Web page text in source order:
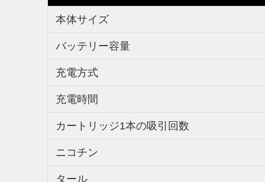
本体サイズ
バッテリー容量
充電方式
充電時間
カートリッジ1本の吸引回数
ニコチン
タール